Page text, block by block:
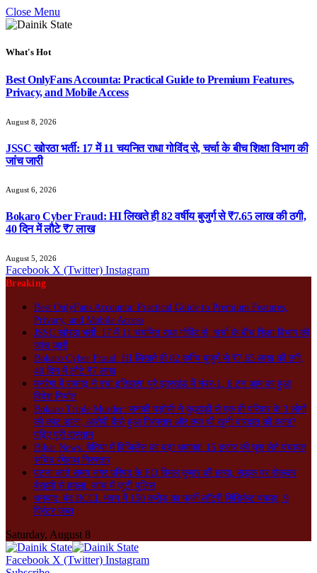
Close Menu
What's Hot
Best OnlyFans Accounta: Practical Guide to Premium Features,
Privacy, and Mobile Access
August 8, 2026
JSSC खोरठा भर्ती: 17 में 11 चयनित राधा गोविंद से, चर्चा के बीच शिक्षा विभाग की
जांच जारी
August 6, 2026
Bokaro Cyber Fraud: HI लिखते ही 82 वर्षीय बुजुर्ग से ₹7.65 लाख की ठगी,
40 दिन में लौटे ₹7 लाख
August 5, 2026
Facebook X (Twitter) Instagram
Breaking
Best OnlyFans Accounta: Practical Guide to Premium Features,
Privacy, and Mobile Access
JSSC खोरठा भर्ती: 17 में 11 चयनित राधा गोविंद से, चर्चा के बीच शिक्षा विभाग की
जांच जारी
Bokaro Cyber Fraud: HI लिखते ही 82 वर्षीय बुजुर्ग से ₹7.65 लाख की ठगी,
40 दिन में लौटे ₹7 लाख
मनरेगा में रामगढ़ ने रचा इतिहास! पूरे झारखंड में नंबर-1, 6 टन आम का हुआ
विदेश निर्यात
Bokaro Triple Murder: सनकी पड़ोसी ने कुल्हाड़ी से एक ही परिवार के 3 लोगों
को काट डाला, आरोपी कैसे हुआ गिरफ्तार और क्या थी खूनी वारदात की वजह?
पढ़िए पूरी दास्तान
Bihar News: बेतिया में विजिलेंस का बड़ा धमाका! 15 हजार की घूस लेते पंचायत
सचिव रंगेहाथ गिरफ्तार
पटना जाते समय नगर परिषद के EO विमल कुमार की हत्या, सड़क पर रोककर
बेरहमी से हमला; जांच में जुटी पुलिस
धनबाद: बंद BCCL भवन में 150 करोड़ का फर्जी लॉटरी सिंडिकेट पकड़ा, 9
प्रिंटर जब्त
Saturday, August 8
Facebook X (Twitter) Instagram